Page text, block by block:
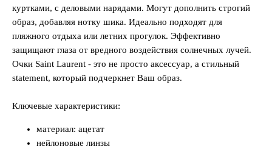
куртками, c деловыми нарядами. Могут дополнить строгий
образ, добавляя нотку шика. Идеально подходят для
пляжного отдыха или летних прогулок. Эффективно
защищают глаза от вредного воздействия солнечных лучей.
Очки Saint Laurent - это не просто аксессуар, а стильный
statement, который подчеркнет Ваш образ.
Ключевые характеристики:
материал: ацетат
нейлоновые линзы